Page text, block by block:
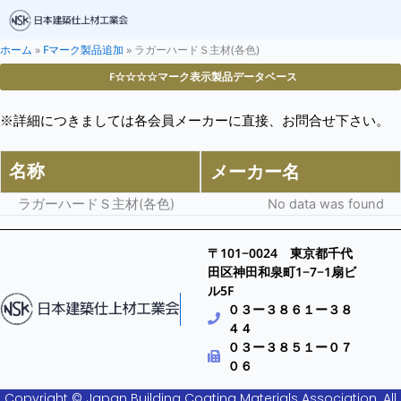
ホーム » Fマーク製品追加 » ラガーハードＳ主材(各色)
F☆☆☆☆マーク表示製品データベース
※詳細につきましては各会員メーカーに直接、お問合せ下さい。
名称 メーカー名
ラガーハードＳ主材(各色) No data was found
〒101−0024 東京都千代
田区神田和泉町1−7−1扇ビ
ル5F
０３ー３８６１ー３８
４４
０３ー３８５１ー０７
０６